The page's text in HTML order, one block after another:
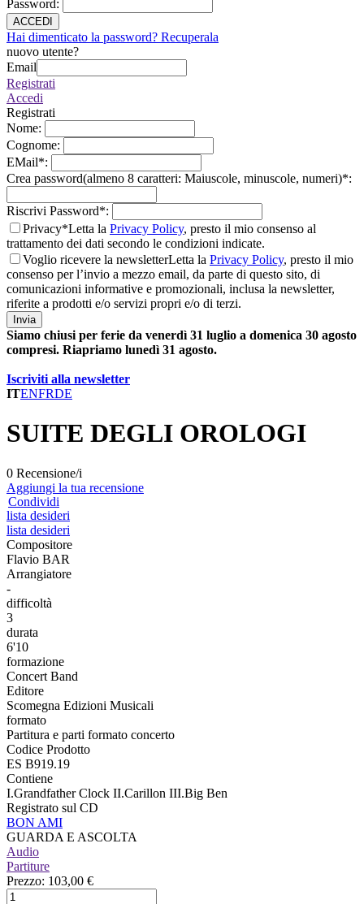
Password:
ACCEDI
Hai dimenticato la password? Recuperala
nuovo utente?
Email
Registrati
Accedi
Registrati
Nome:
Cognome:
EMail*:
Crea password(almeno 8 caratteri: Maiuscole, minuscole, numeri)*:
Riscrivi Password*:
Privacy*Letta la Privacy Policy, presto il mio consenso al
trattamento dei dati secondo le condizioni indicate.
Voglio ricevere la newsletterLetta la Privacy Policy, presto il mio
consenso per l’invio a mezzo email, da parte di questo sito, di
comunicazioni informative e promozionali, inclusa la newsletter,
riferite a prodotti e/o servizi propri e/o di terzi.
Invia
Siamo chiusi per ferie da venerdì 31 luglio a domenica 30 agosto
compresi. Riapriamo lunedì 31 agosto.
Iscriviti alla newsletter
ITENFRDE
SUITE DEGLI OROLOGI
0 Recensione/i
Aggiungi la tua recensione
Condividi
lista desideri
lista desideri
Compositore
Flavio BAR
Arrangiatore
-
difficoltà
3
durata
6'10
formazione
Concert Band
Editore
Scomegna Edizioni Musicali
formato
Partitura e parti formato concerto
Codice Prodotto
ES B919.19
Contiene
I.Grandfather Clock II.Carillon III.Big Ben
Registrato sul CD
BON AMI
GUARDA E ASCOLTA
Audio
Partiture
Prezzo: 103,00 €